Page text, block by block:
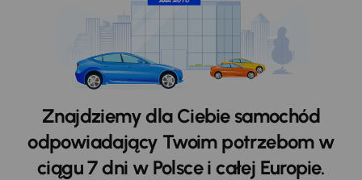
Znajdziemy dla Ciebie samochód
odpowiadający Twoim potrzebom w
ciągu 7 dni w Polsce i całej Europie.